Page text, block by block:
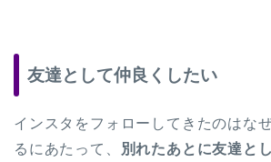
友達として仲良くしたい
インスタをフォローしてきたのはな
るにあたって、
別れたあとに友達と